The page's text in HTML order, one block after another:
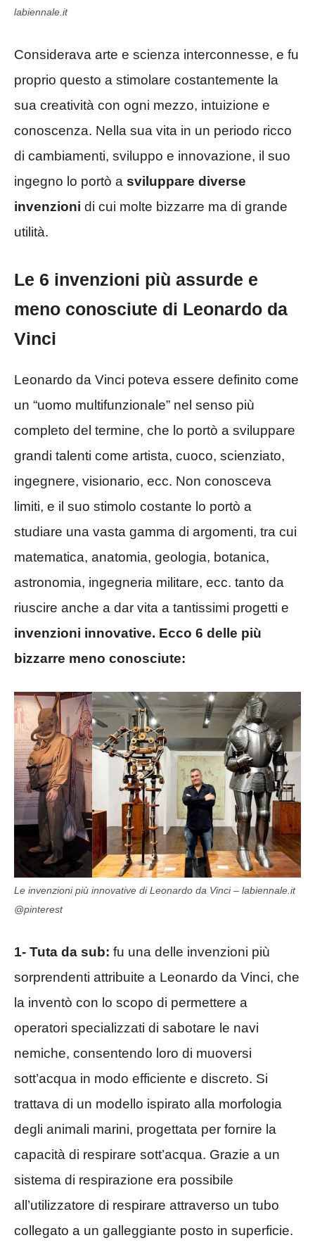
labiennale.it
Considerava arte e scienza interconnesse, e fu
proprio questo a stimolare costantemente la
sua creatività con ogni mezzo, intuizione e
conoscenza. Nella sua vita in un periodo ricco
di cambiamenti, sviluppo e innovazione, il suo
ingegno lo portò a sviluppare diverse
invenzioni di cui molte bizzarre ma di grande
utilità.
Le 6 invenzioni più assurde e
meno conosciute di Leonardo da
Vinci
Leonardo da Vinci poteva essere definito come
un “uomo multifunzionale” nel senso più
completo del termine, che lo portò a sviluppare
grandi talenti come artista, cuoco, scienziato,
ingegnere, visionario, ecc. Non conosceva
limiti, e il suo stimolo costante lo portò a
studiare una vasta gamma di argomenti, tra cui
matematica, anatomia, geologia, botanica,
astronomia, ingegneria militare, ecc. tanto da
riuscire anche a dar vita a tantissimi progetti e
invenzioni innovative. Ecco 6 delle più
bizzarre meno conosciute:
Le invenzioni più innovative di Leonardo da Vinci – labiennale.it
@pinterest
1- Tuta da sub: fu una delle invenzioni più
sorprendenti attribuite a Leonardo da Vinci, che
la inventò con lo scopo di permettere a
operatori specializzati di sabotare le navi
nemiche, consentendo loro di muoversi
sott’acqua in modo efficiente e discreto. Si
trattava di un modello ispirato alla morfologia
degli animali marini, progettata per fornire la
capacità di respirare sott’acqua. Grazie a un
sistema di respirazione era possibile
all’utilizzatore di respirare attraverso un tubo
collegato a un galleggiante posto in superficie.